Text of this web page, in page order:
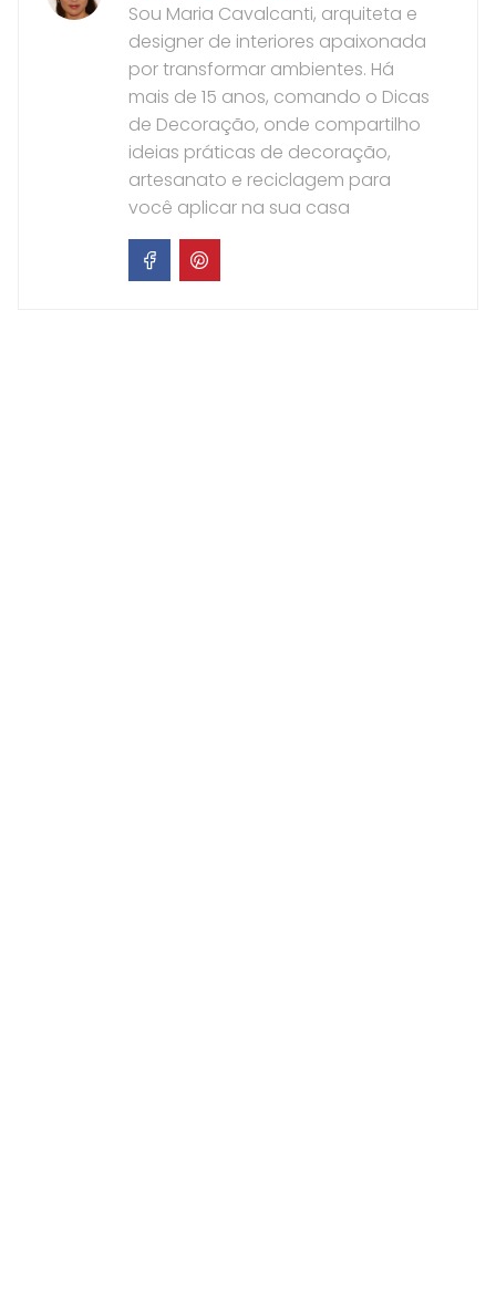
Sou Maria Cavalcanti, arquiteta e
designer de interiores apaixonada
por transformar ambientes. Há
mais de 15 anos, comando o Dicas
de Decoração, onde compartilho
ideias práticas de decoração,
artesanato e reciclagem para
você aplicar na sua casa